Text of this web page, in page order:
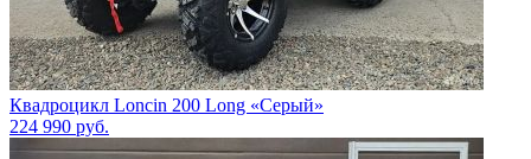
Квадроцикл Loncin 200 Long «Серый»
224 990 руб.